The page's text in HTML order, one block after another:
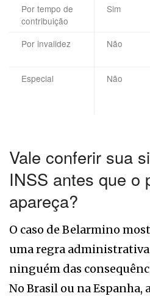
Por tempo de
contribuição
Sim
Por invalidez Não
Especial
Não
Vale conferir sua
INSS antes que o
apareça?
O caso de Belarmino
uma regra
ninguém das
No Brasil ou na Espanha,